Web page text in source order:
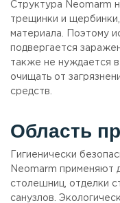
Структура Neomarm
трещинки и
материала. Поэтому
подвергается
также не нуждается в
очищать от
средств.
Область
Гигиенически
Neomarm применяют
столешниц, отделки
санузлов.